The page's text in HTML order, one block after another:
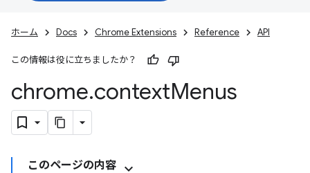
ホーム Docs Chrome Extensions Reference API
この情報は役に立ちましたか？
chrome.contextMenus
このページの内容